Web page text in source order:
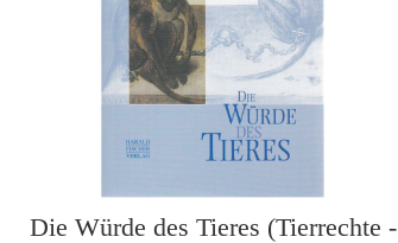
Die Würde des Tieres (Tierrechte -